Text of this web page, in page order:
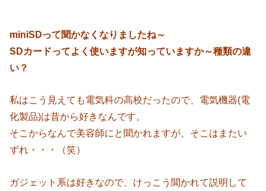
miniSDって聞かなくなりましたね～
SDカードってよく使いますが知っていますか～種類の違
い？
私はこう見えても電気科の高校だったので、電気機器(電
化製品)は昔から好きなんです。
そこからなんで美容師にと聞かれますが、そこはまたい
ずれ・・・（笑）
ガジェット系は好きなので、けっこう聞かれて説明して